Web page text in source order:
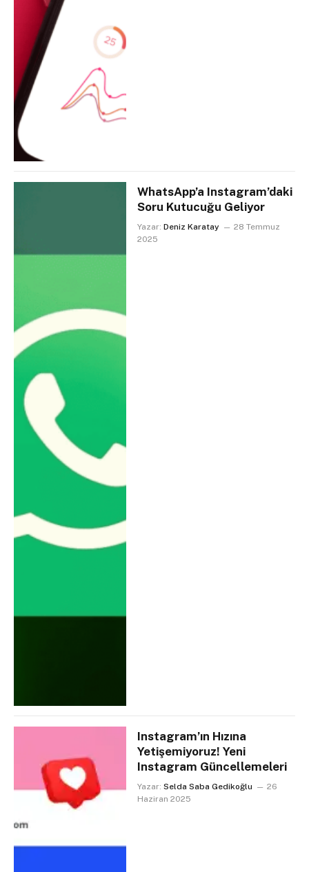
WhatsApp’a Instagram’daki
Soru Kutucuğu Geliyor
Yazar: Deniz Karatay
28 Temmuz
2025
Instagram’ın Hızına
Yetişemiyoruz! Yeni
Instagram Güncellemeleri
Yazar: Selda Saba Gedikoğlu
26
Haziran 2025